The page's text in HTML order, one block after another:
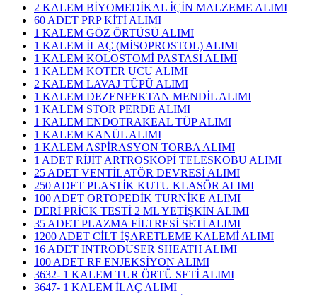
2 KALEM BİYOMEDİKAL İÇİN MALZEME ALIMI
60 ADET PRP KİTİ ALIMI
1 KALEM GÖZ ÖRTÜSÜ ALIMI
1 KALEM İLAÇ (MİSOPROSTOL) ALIMI
1 KALEM KOLOSTOMİ PASTASI ALIMI
1 KALEM KOTER UCU ALIMI
2 KALEM LAVAJ TÜPÜ ALIMI
1 KALEM DEZENFEKTAN MENDİL ALIMI
1 KALEM STOR PERDE ALIMI
1 KALEM ENDOTRAKEAL TÜP ALIMI
1 KALEM KANÜL ALIMI
1 KALEM ASPİRASYON TORBA ALIMI
1 ADET RİJİT ARTROSKOPİ TELESKOBU ALIMI
25 ADET VENTİLATÖR DEVRESİ ALIMI
250 ADET PLASTİK KUTU KLASÖR ALIMI
100 ADET ORTOPEDİK TURNİKE ALIMI
DERİ PRİCK TESTİ 2 ML YETİŞKİN ALIMI
35 ADET PLAZMA FİLTRESİ SETİ ALIMI
1200 ADET CİLT İŞARETLEME KALEMİ ALIMI
16 ADET INTRODUSER SHEATH ALIMI
100 ADET RF ENJEKSİYON ALIMI
3632- 1 KALEM TUR ÖRTÜ SETİ ALIMI
3647- 1 KALEM İLAÇ ALIMI